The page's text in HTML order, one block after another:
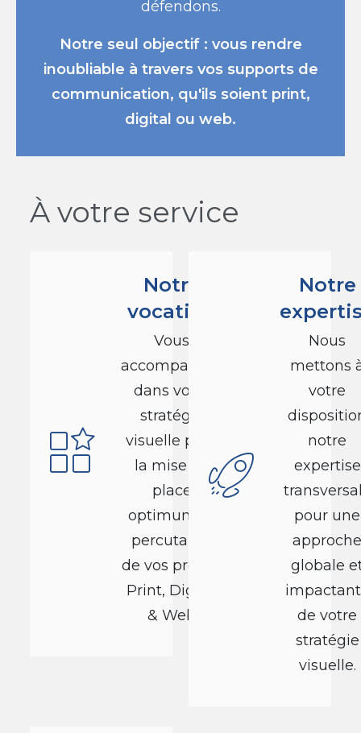
défendons.
Notre seul objectif : vous rendre
inoubliable à travers vos supports de
communication, qu'ils soient print,
digital ou web.
À votre service
Notre
vocation
Vous
accompagner
dans votre
stratégie
visuelle pour
la mise en
place
optimum et
percutante
de vos projets
Print, Digital
& Web
Notre
Nous
mettons
votre
notre
expertise
pour une
approche
globale
de votre
stratégie
visuelle.